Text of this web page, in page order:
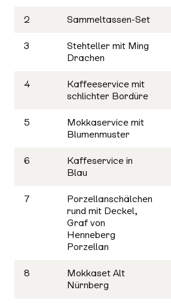
2 Sammeltassen-Set
3
Stehteller mit Ming
Drachen
4
Kaffeeservice mit
schlichter Bordüre
5
Mokkaservice mit
Blumenmuster
6
Kaffeservice in
Blau
7
Porzellanschälchen
rund mit Deckel,
Graf von
Henneberg
Porzellan
8
Mokkaset Alt
Nürnberg